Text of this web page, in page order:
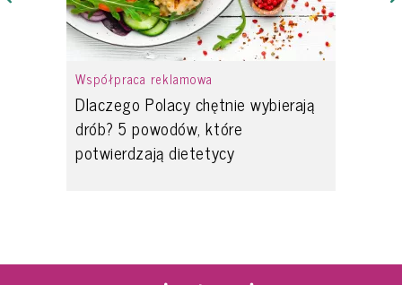
Współpraca reklamowa
Dlaczego Polacy chętnie wybierają
drób? 5 powodów, które
potwierdzają dietetycy